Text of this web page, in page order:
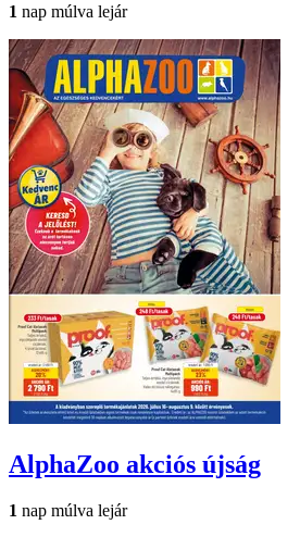
1 nap múlva lejár
AlphaZoo akciós újság
1 nap múlva lejár